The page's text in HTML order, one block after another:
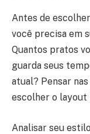
Antes de
você precisa em
Quantos pratos
guarda seus
atual? Pensar
escolher o layout
Analisar seu